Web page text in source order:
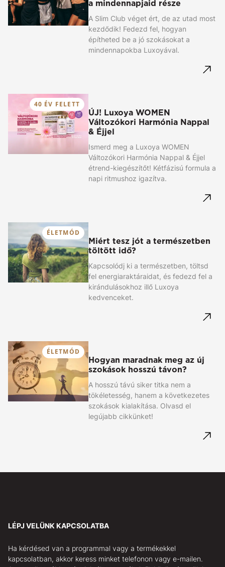
a mindennapjaid része
A Slim Club véget ért, de az utad most
kezdődik! Fedezd fel, hogyan
építheted be a jó szokásokat a
mindennapokba Luxoyával.
40 ÉV FELETT
ÚJ! Luxoya WOMEN
Változókori Harmónia Nappal
& Éjjel
Ismerd meg a Luxoya WOMEN
Változókori Harmónia Nappal & Éjjel
étrend-kiegészítőt! Kétfázisú formula a
napi ritmushoz igazítva.
ÉLETMÓD
Miért tesz jót a természetben
töltött idő?
Kapcsolódj ki a természetben, töltsd
fel energiaraktáraidat, és fedezd fel a
kirándulásokhoz illő Luxoya
kedvenceket.
ÉLETMÓD
Hogyan maradnak meg az új
szokások hosszú távon?
A hosszú távú siker titka nem a
tökéletesség, hanem a következetes
szokások kialakítása. Olvasd el
legújabb cikkünket!
LÉPJ VELÜNK KAPCSOLATBA
Ha kérdésed van a programmal vagy a termékekkel
kapcsolatban, akkor keress minket telefonon vagy e-mailen.